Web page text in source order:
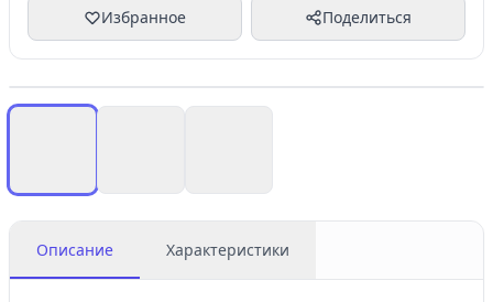
Избранное Поделиться
Описание Характеристики